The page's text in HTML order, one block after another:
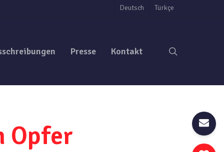
Deutsch Türkçe
Presse Kontakt
Opfer